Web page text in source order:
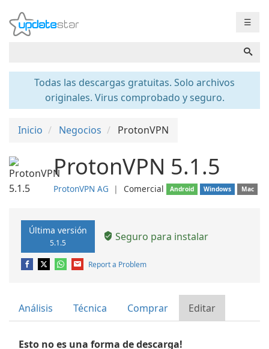
☰
Todas las descargas gratuitas. Solo archivos
originales. Virus comprobado y seguro.
Inicio Negocios ProtonVPN
ProtonVPN 5.1.5
ProtonVPN AG ❘ Comercial Android Windows Mac
Última versión
5.1.5 Seguro para instalar
Report a Problem
Análisis Técnica Comprar Editar
Esto no es una forma de descarga!